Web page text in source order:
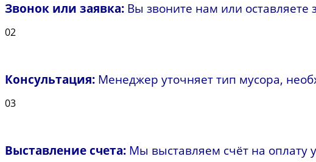
Звонок или заявка: Вы звоните нам или оставляете
02
Консультация: Менеджер уточняет тип мусора,
03
Выставление счета: Мы выставляем счёт на оплату